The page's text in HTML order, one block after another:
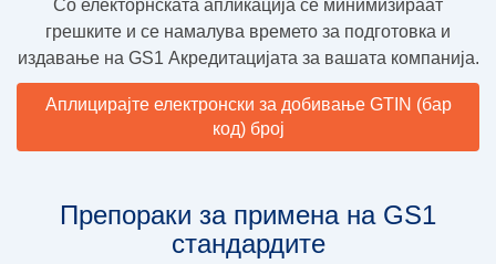
Со електорнската апликација се минимизираат
грешките и се намалува времето за подготовка и
издавање на GS1 Акредитацијата за вашата компанија.
Аплицирајте електронски за добивање GTIN (бар
код) број
Препораки за примена на GS1
стандардите